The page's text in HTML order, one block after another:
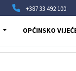
+387 33 492 100
OPĆINSKO